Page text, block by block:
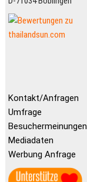
Kontakt/Anfragen
Umfrage
Besuchermeinungen
Mediadaten
Werbung Anfrage